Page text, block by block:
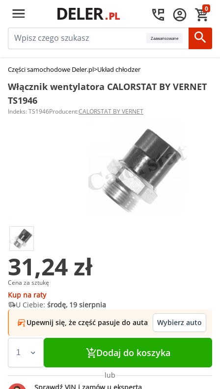
0
Zaawansowane
Części samochodowe Deler.pl>Układ chłodzenia silnika
Włącznik wentylatora CALORSTAT BY VERNET
TS1946
Indeks: TS1946Producent:CALORSTAT BY VERNET
31,24 zł
Cena za sztukę
Kup na raty
U Ciebie: środę, 19 sierpnia
Upewnij się, że część pasuje do auta
Wybierz auto
Dodaj do koszyka
lub